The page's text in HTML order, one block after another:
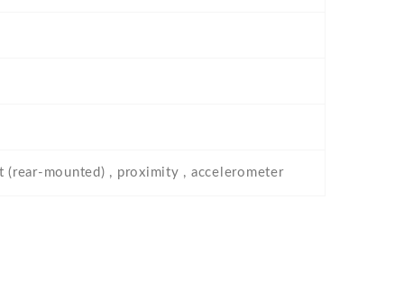
(rear-mounted) , proximity , accelerometer